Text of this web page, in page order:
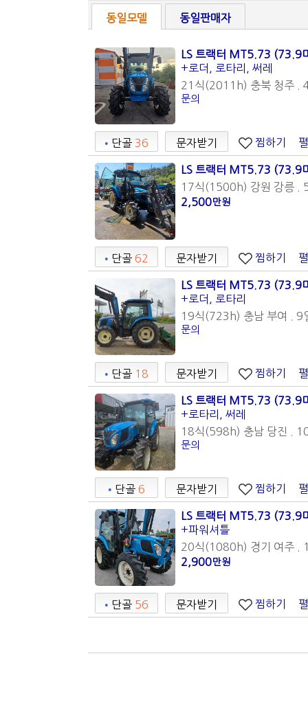
동일모델 동일판매자
LS 트랙터 MT5.73 (73.9
+로더, 로타리, 써레
21식(2011h) 충북 청주 .
문의
• 단골 36 문자받기 찜하기
LS 트랙터 MT5.73 (73.9
17식(1500h) 강원 강릉 .
2,500만원
• 단골 62 문자받기 찜하기
LS 트랙터 MT5.73 (73.9
+로더, 로타리
19식(723h) 충남 부여 . 9
문의
• 단골 18 문자받기 찜하기
LS 트랙터 MT5.73 (73.9
+로타리, 써레
18식(598h) 충남 당진 .
문의
• 단골 6 문자받기 찜하기
LS 트랙터 MT5.73 (73.9
+파워셔틀
20식(1080h) 경기 여주 .
2,900만원
• 단골 56 문자받기 찜하기